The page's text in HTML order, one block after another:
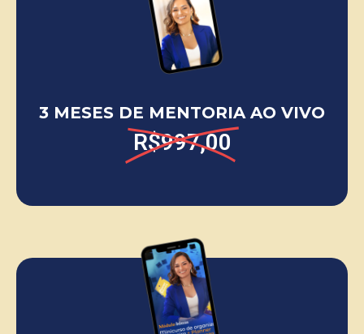
3 MESES DE MENTORIA AO VIVO
R$997,00